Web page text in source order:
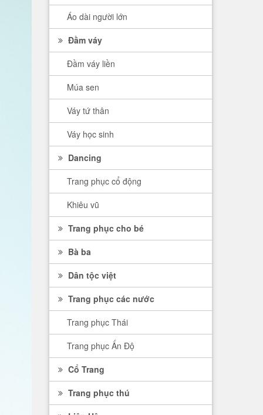
Áo dài người lớn
Đầm váy
Đầm váy liền
Múa sen
Váy tứ thân
Váy học sinh
Dancing
Trang phục cổ động
Khiêu vũ
Trang phục cho bé
Bà ba
Dân tộc việt
Trang phục các nước
Trang phục Thái
Trang phục Ấn Độ
Cổ Trang
Trang phục thú